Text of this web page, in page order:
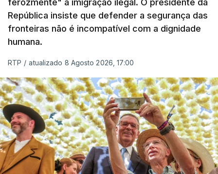
A ação de prevenção visa a deteção em alto mar
de embarcações de alta velocidade (EAV) que
utilizam a costa nacional para o tráfico de droga.
c/ Lusa
ferozmente" a imigração ilegal. O presidente da
República insiste que defender a segurança das
fronteiras não é incompatível com a dignidade
humana.
RTP / atualizado 8 Agosto 2026, 17:00